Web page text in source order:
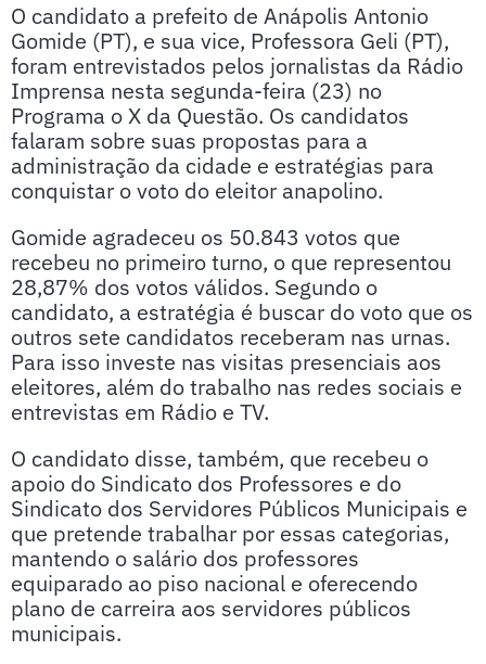
O candidato a prefeito de Anápolis Antonio
Gomide (PT), e sua vice, Professora Geli (PT),
foram entrevistados pelos jornalistas da Rádio
Imprensa nesta segunda-feira (23) no
Programa o X da Questão. Os candidatos
falaram sobre suas propostas para a
administração da cidade e estratégias para
conquistar o voto do eleitor anapolino.
Gomide agradeceu os 50.843 votos que
recebeu no primeiro turno, o que representou
28,87% dos votos válidos. Segundo o
candidato, a estratégia é buscar do voto que os
outros sete candidatos receberam nas urnas.
Para isso investe nas visitas presenciais aos
eleitores, além do trabalho nas redes sociais e
entrevistas em Rádio e TV.
O candidato disse, também, que recebeu o
apoio do Sindicato dos Professores e do
Sindicato dos Servidores Públicos Municipais e
que pretende trabalhar por essas categorias,
mantendo o salário dos professores
equiparado ao piso nacional e oferecendo
plano de carreira aos servidores públicos
municipais.